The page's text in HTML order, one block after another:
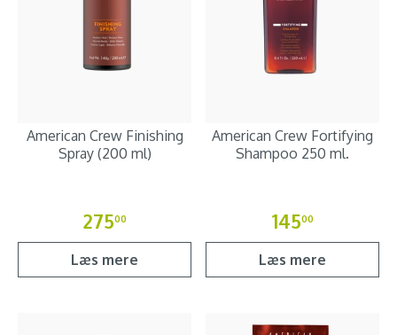
American Crew Finishing
Spray (200 ml)
27500
Læs mere
American Crew Fortifying
Shampoo 250 ml.
14500
Læs mere